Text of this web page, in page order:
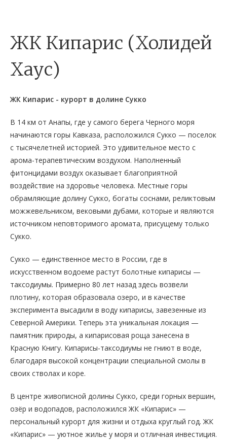
ЖК Кипарис (Холидей
Хаус)
ЖК Кипарис - курорт в долине Сукко
В 14 км от Анапы, где у самого берега Черного моря
начинаются горы Кавказа, расположился Сукко — поселок
с тысячелетней историей. Это удивительное место с
арома-терапевтическим воздухом. Наполненный
фитонцидами воздух оказывает благоприятной
воздействие на здоровье человека. Местные горы
обрамляющие долину Сукко, богаты соснами, реликтовым
можжевельником, вековыми дубами, которые и являются
источником неповторимого аромата, присущему только
Сукко.
Сукко — единственное место в России, где в
искусственном водоеме растут болотные кипарисы —
таксодиумы. Примерно 80 лет назад здесь возвели
плотину, которая образовала озеро, и в качестве
эксперимента высадили в воду кипарисы, завезенные из
Северной Америки. Теперь эта уникальная локация —
памятник природы, а кипарисовая роща занесена в
Красную Книгу. Кипарисы-таксодиумы не гниют в воде,
благодаря высокой концентрации специальной смолы в
своих стволах и коре.
В центре живописной долины Сукко, среди горных вершин,
озёр и водопадов, расположился ЖК «Кипарис» —
персональный курорт для жизни и отдыха круглый год. ЖК
«Кипарис» — уютное жилье у моря и отличная инвестиция.